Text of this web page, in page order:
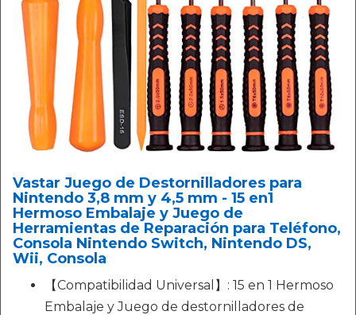
Vastar Juego de Destornilladores para
Nintendo 3,8 mm y 4,5 mm - 15 en1
Hermoso Embalaje y Juego de
Herramientas de Reparación para Teléfono,
Consola Nintendo Switch, Nintendo DS,
Wii, Consola
【Compatibilidad Universal】: 15 en 1 Hermoso
Embalaje y Juego de destornilladores de